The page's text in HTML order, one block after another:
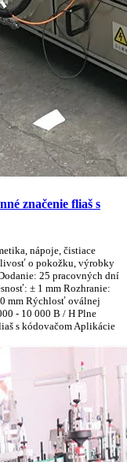
značenie fliaš s
nápoje, čistiace
o pokožku, výrobky
25 pracovných dní
± 1 mm Rozhranie:
mm Rýchlosť oválnej
- 10 000 B / H Plne
s kódovačom Aplikácie